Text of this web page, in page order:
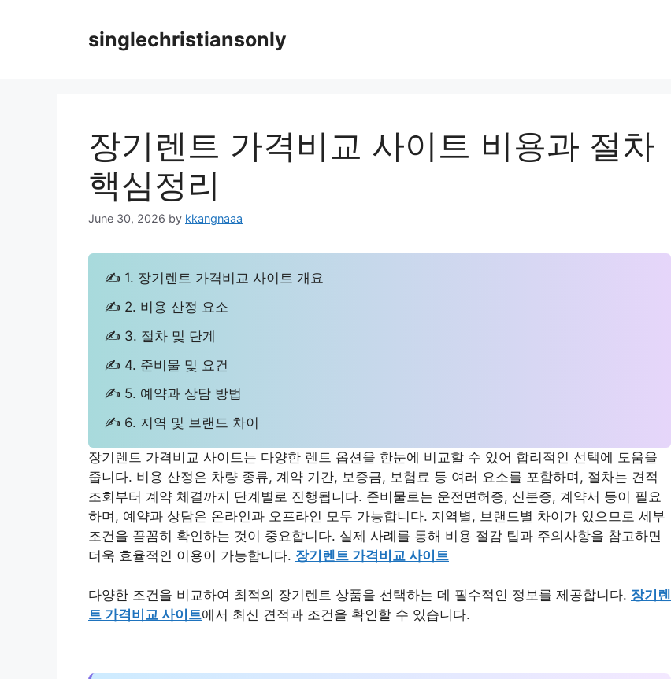
singlechristiansonly
장기렌트 가격비교 사이트 비용과 절차
핵심정리
June 30, 2026 by kkangnaaa
✍ 1. 장기렌트 가격비교 사이트 개요
✍ 2. 비용 산정 요소
✍ 3. 절차 및 단계
✍ 4. 준비물 및 요건
✍ 5. 예약과 상담 방법
✍ 6. 지역 및 브랜드 차이
장기렌트 가격비교 사이트는 다양한 렌트 옵션을 한눈에 비교할 수 있어 합리적인 선택에 도움을
줍니다. 비용 산정은 차량 종류, 계약 기간, 보증금, 보험료 등 여러 요소를 포함하며, 절차는 견적
조회부터 계약 체결까지 단계별로 진행됩니다. 준비물로는 운전면허증, 신분증, 계약서 등이 필요
하며, 예약과 상담은 온라인과 오프라인 모두 가능합니다. 지역별, 브랜드별 차이가 있으므로 세부
조건을 꼼꼼히 확인하는 것이 중요합니다. 실제 사례를 통해 비용 절감 팁과 주의사항을 참고하면
더욱 효율적인 이용이 가능합니다. 장기렌트 가격비교 사이트
다양한 조건을 비교하여 최적의 장기렌트 상품을 선택하는 데 필수적인 정보를 제공합니다. 장기렌
트 가격비교 사이트에서 최신 견적과 조건을 확인할 수 있습니다.